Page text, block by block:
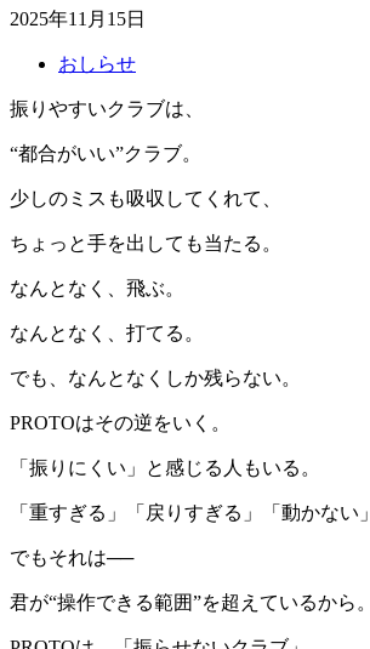
2025年11月15日
おしらせ
振りやすいクラブは、
“都合がいい”クラブ。
少しのミスも吸収してくれて、
ちょっと手を出しても当たる。
なんとなく、飛ぶ。
なんとなく、打てる。
でも、なんとなくしか残らない。
PROTOはその逆をいく。
「振りにくい」と感じる人もいる。
「重すぎる」「戻りすぎる」「動かない」
でもそれは──
君が“操作できる範囲”を超えているから。